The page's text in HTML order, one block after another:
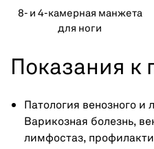
8- и 4-камерная манжета
для ноги
Показания
Патология венозного
Варикозная болезнь,
лимфостаз,